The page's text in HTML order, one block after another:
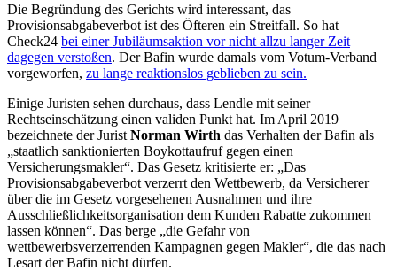
Die Begründung des Gerichts wird interessant, das
Provisionsabgabeverbot ist des Öfteren ein Streitfall. So hat
Check24 bei einer Jubiläumsaktion vor nicht allzu langer Zeit
dagegen verstoßen. Der Bafin wurde damals vom Votum-Verband
vorgeworfen, zu lange reaktionslos geblieben zu sein.
Einige Juristen sehen durchaus, dass Lendle mit seiner
Rechtseinschätzung einen validen Punkt hat. Im April 2019
bezeichnete der Jurist Norman Wirth das Verhalten der Bafin als
„staatlich sanktionierten Boykottaufruf gegen einen
Versicherungsmakler“. Das Gesetz kritisierte er: „Das
Provisionsabgabeverbot verzerrt den Wettbewerb, da Versicherer
über die im Gesetz vorgesehenen Ausnahmen und ihre
Ausschließlichkeitsorganisation dem Kunden Rabatte zukommen
lassen können“. Das berge „die Gefahr von
wettbewerbsverzerrenden Kampagnen gegen Makler“, die das nach
Lesart der Bafin nicht dürfen.